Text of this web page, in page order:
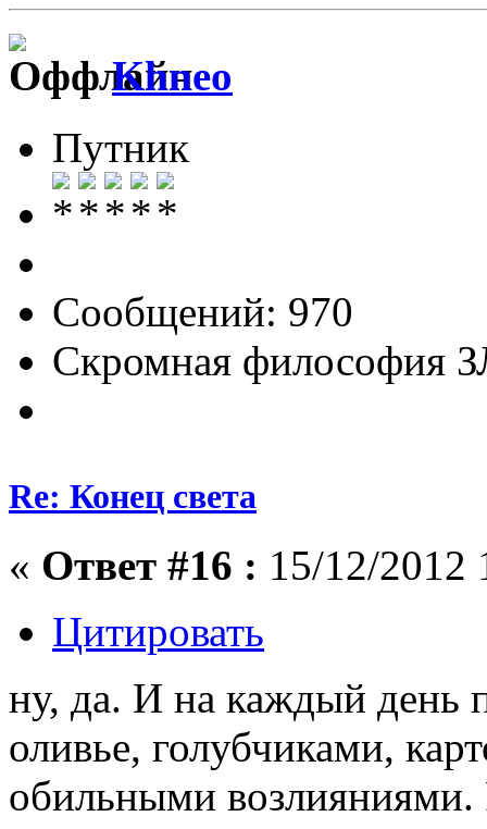
Khneo
Путник
Сообщений: 970
Скромная философия
Re: Конец света
« Ответ #16 : 15/12/2012
Цитировать
ну, да. И на каждый день
оливье, голубчиками,
обильными